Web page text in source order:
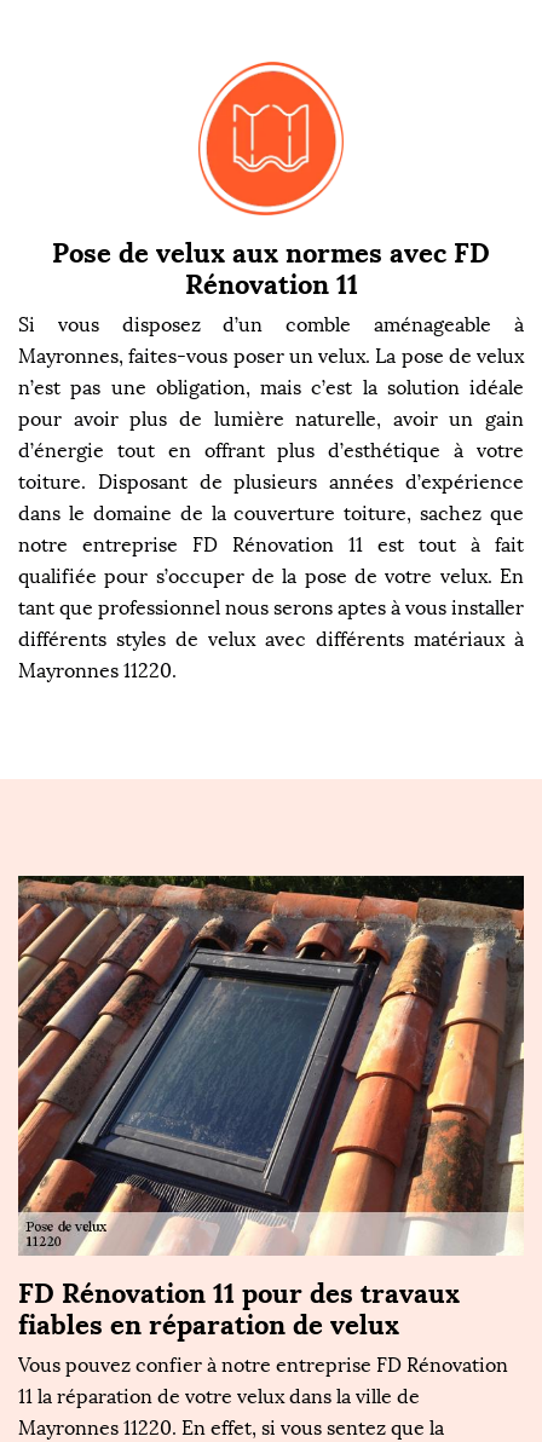
Pose de velux aux normes avec FD
Rénovation 11
Si vous disposez d’un comble aménageable à
Mayronnes, faites-vous poser un velux. La pose de velux
n’est pas une obligation, mais c’est la solution idéale
pour avoir plus de lumière naturelle, avoir un gain
d’énergie tout en offrant plus d’esthétique à votre
toiture. Disposant de plusieurs années d’expérience
dans le domaine de la couverture toiture, sachez que
notre entreprise FD Rénovation 11 est tout à fait
qualifiée pour s’occuper de la pose de votre velux. En
tant que professionnel nous serons aptes à vous installer
différents styles de velux avec différents matériaux à
Mayronnes 11220.
FD Rénovation 11 pour des travaux
fiables en réparation de velux
Vous pouvez confier à notre entreprise FD Rénovation
11 la réparation de votre velux dans la ville de
Mayronnes 11220. En effet, si vous sentez que la